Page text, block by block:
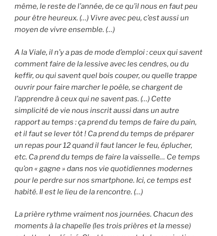
même, le reste de l’année, de ce qu’il nous en faut peu
pour être heureux. (…) Vivre avec peu, c’est aussi un
moyen de vivre ensemble. (…)
A la Viale, il n’y a pas de mode d’emploi : ceux qui savent
comment faire de la lessive avec les cendres, ou du
keffir, ou qui savent quel bois couper, ou quelle trappe
ouvrir pour faire marcher le poêle, se chargent de
l’apprendre à ceux qui ne savent pas. (…) Cette
simplicité de vie nous inscrit aussi dans un autre
rapport au temps : ça prend du temps de faire du pain,
et il faut se lever tôt ! Ca prend du temps de préparer
un repas pour 12 quand il faut lancer le feu, éplucher,
etc. Ca prend du temps de faire la vaisselle… Ce temps
qu’on « gagne » dans nos vie quotidiennes modernes
pour le perdre sur nos smartphone. Ici, ce temps est
habité. Il est le lieu de la rencontre. (…)
La prière rythme vraiment nos journées. Chacun des
moments à la chapelle (les trois prières et la messe)